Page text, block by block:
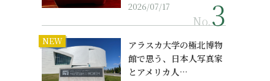
2026/07/17
No.
NEW
アラスカ大学の極北博物
館で思う、日本人写真家
とアメリカ人…